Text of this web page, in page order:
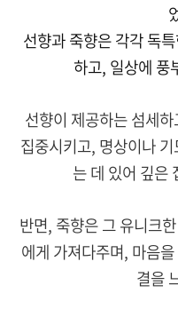
선향과 죽향은 각각 독
하고, 일상에 풍
선향이 제공하는 섬세
집중시키고, 명상이나
는 데 있어 깊은
반면, 죽향은 그 유니크
에게 가져다주며, 마음
결을